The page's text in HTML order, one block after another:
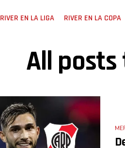
RIVER EN LA LIGA RIVER EN LA COPA
All